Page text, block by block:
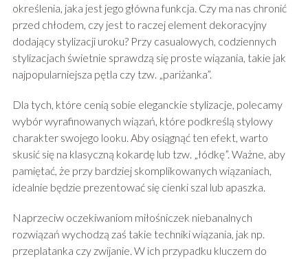
określenia, jaka jest jego główna funkcja. Czy ma nas chronić
przed chłodem, czy jest to raczej element dekoracyjny
dodający stylizacji uroku? Przy casualowych, codziennych
stylizacjach świetnie sprawdzą się proste wiązania, takie jak
najpopularniejsza pętla czy tzw. „pariżanka”.
Dla tych, które cenią sobie eleganckie stylizacje, polecamy
wybór wyrafinowanych wiązań, które podkreślą stylowy
charakter swojego looku. Aby osiągnąć ten efekt, warto
skusić się na klasyczną kokardę lub tzw. „łódkę”. Ważne, aby
pamiętać, że przy bardziej skomplikowanych wiązaniach,
idealnie będzie prezentować się cienki szal lub apaszka.
Naprzeciw oczekiwaniom miłośniczek niebanalnych
rozwiązań wychodzą zaś takie techniki wiązania, jak np.
przeplatanka czy zwijanie. W ich przypadku kluczem do